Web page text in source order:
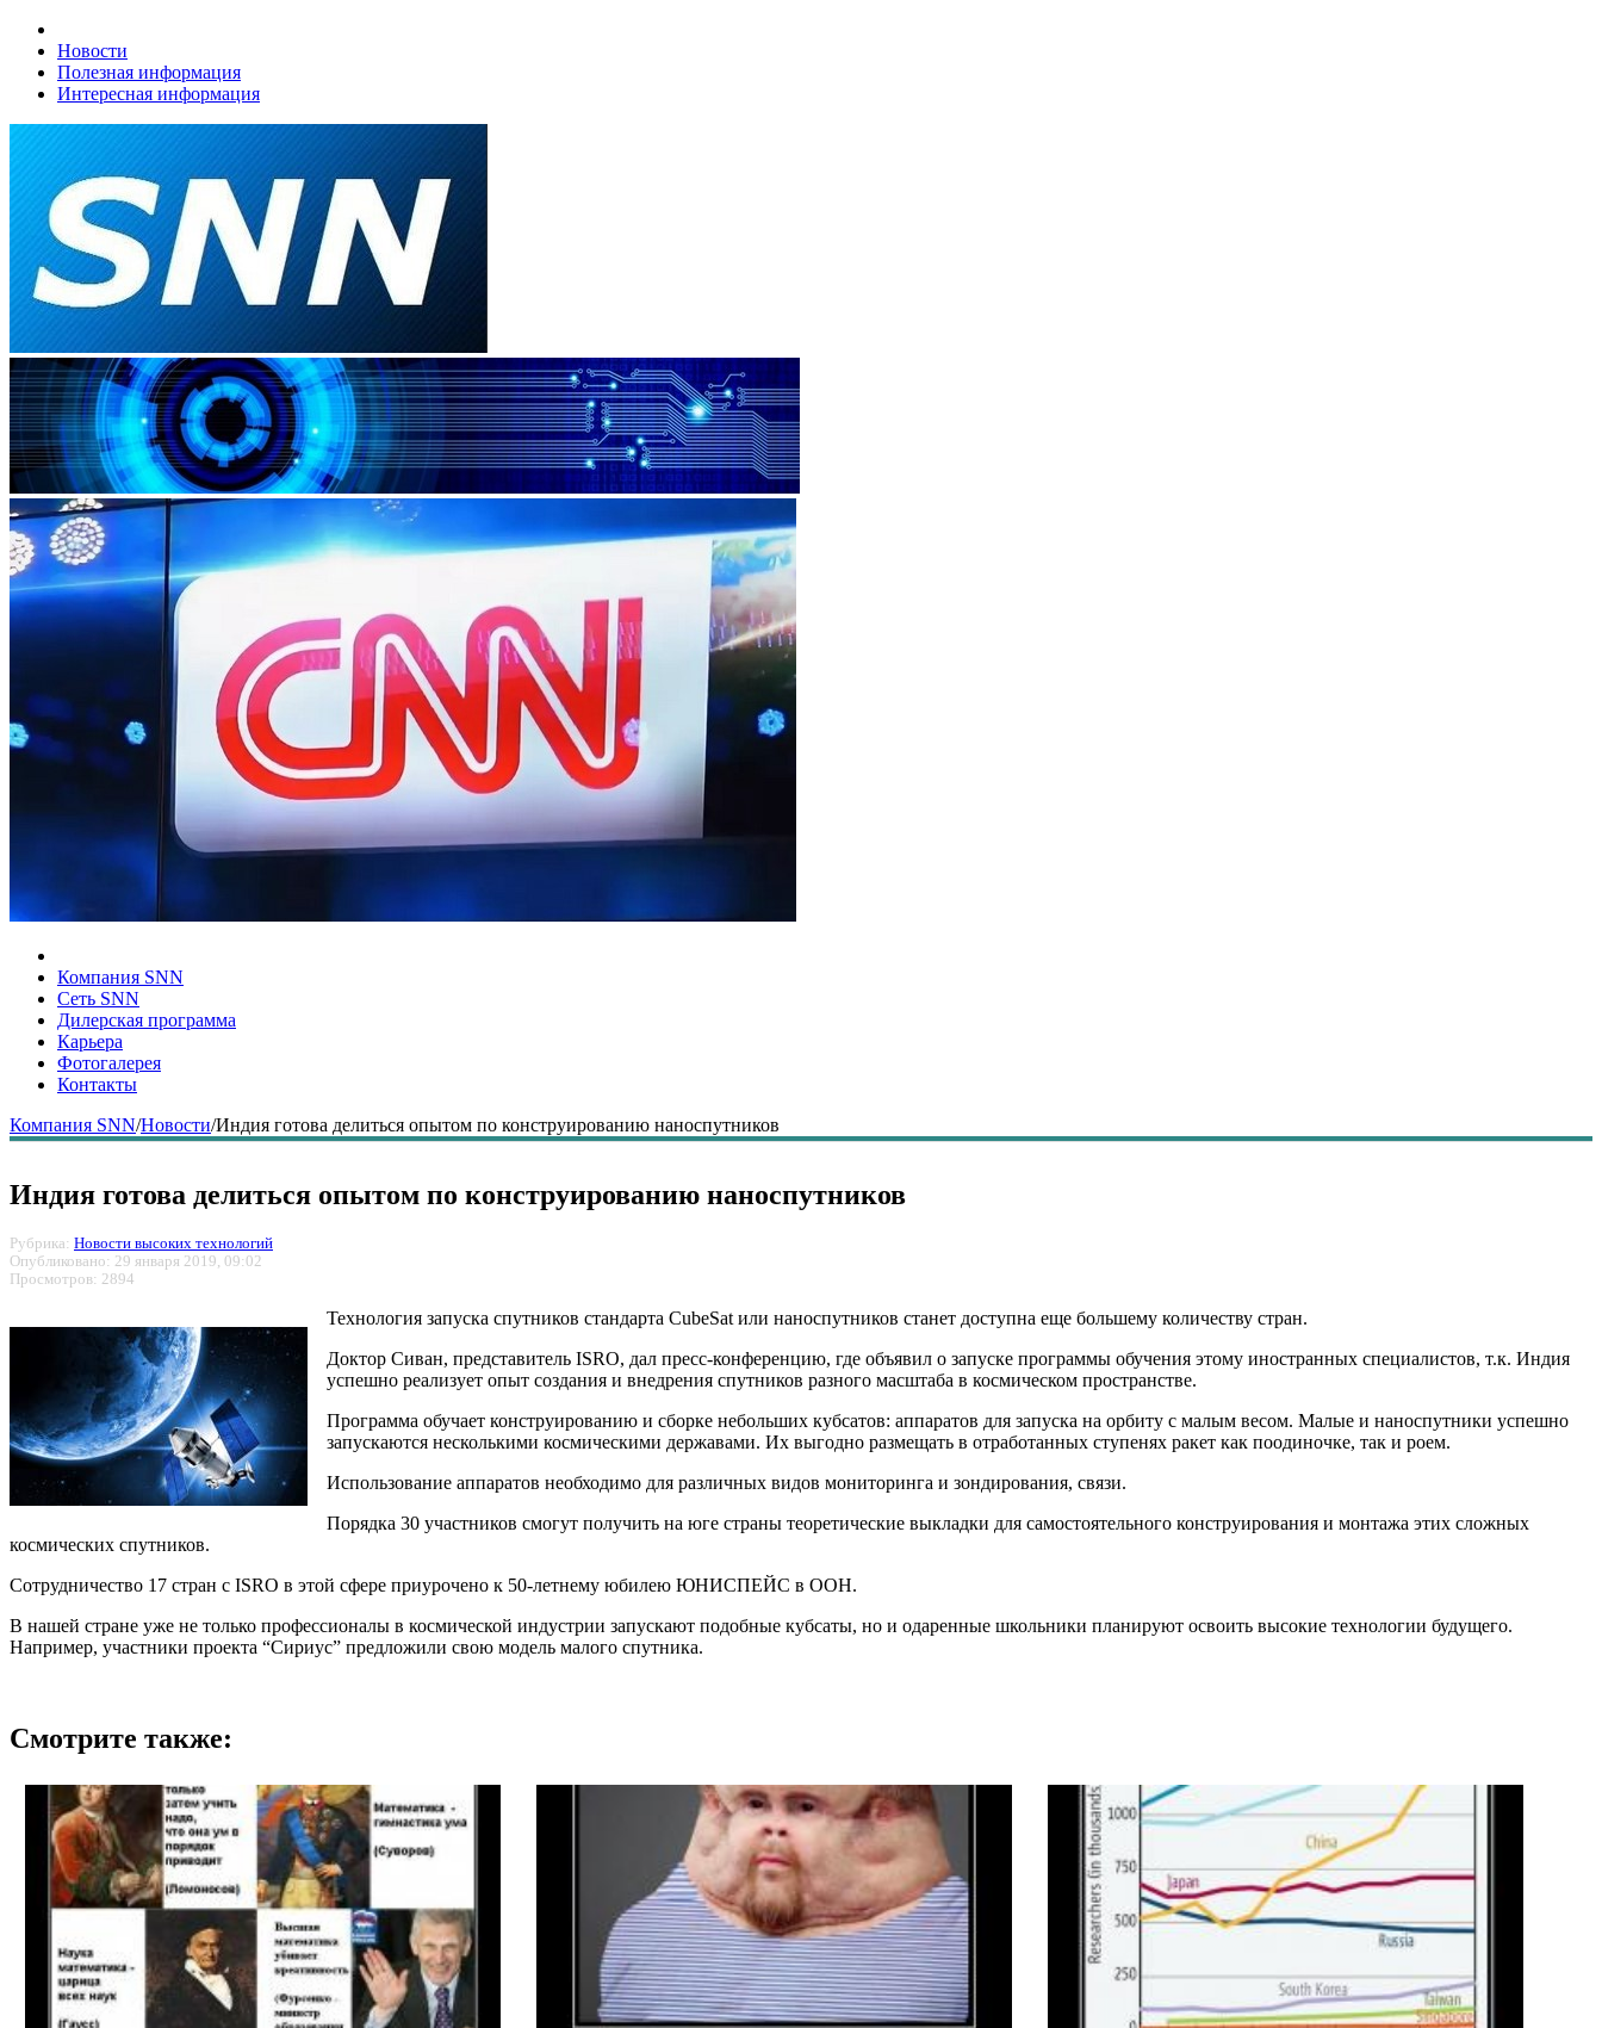
Новости
Полезная информация
Интересная информация
Компания SNN
Сеть SNN
Дилерская программа
Карьера
Фотогалерея
Контакты
Компания SNN/Новости/Индия готова делиться опытом по конструированию наноспутников
Индия готова делиться опытом по конструированию наноспутников
Рубрика: Новости высоких технологий
Опубликовано: 29 января 2019, 09:02
Просмотров: 2894
Технология запуска спутников стандарта CubeSat или наноспутников станет доступна еще большему количеству стран.
Доктор Сиван, представитель ISRO, дал пресс-конференцию, где объявил о запуске программы обучения этому иностранных специалистов, т.к. Индия
успешно реализует опыт создания и внедрения спутников разного масштаба в космическом пространстве.
Программа обучает конструированию и сборке небольших кубсатов: аппаратов для запуска на орбиту с малым весом. Малые и наноспутники успешно
запускаются несколькими космическими державами. Их выгодно размещать в отработанных ступенях ракет как поодиночке, так и роем.
Использование аппаратов необходимо для различных видов мониторинга и зондирования, связи.
Порядка 30 участников смогут получить на юге страны теоретические выкладки для самостоятельного конструирования и монтажа этих сложных
космических спутников.
Сотрудничество 17 стран с ISRO в этой сфере приурочено к 50-летнему юбилею ЮНИСПЕЙС в ООН.
В нашей стране уже не только профессионалы в космической индустрии запускают подобные кубсаты, но и одаренные школьники планируют освоить высокие технологии будущего.
Например, участники проекта “Сириус” предложили свою модель малого спутника.
Смотрите также: